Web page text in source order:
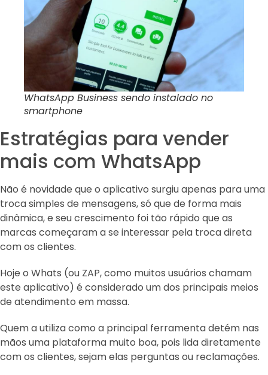
WhatsApp Business sendo instalado no
smartphone
Estratégias para vender
mais com WhatsApp
Não é novidade que o aplicativo surgiu apenas para uma
troca simples de mensagens, só que de forma mais
dinâmica, e seu crescimento foi tão rápido que as
marcas começaram a se interessar pela troca direta
com os clientes.
Hoje o Whats (ou ZAP, como muitos usuários chamam
este aplicativo) é considerado um dos principais meios
de atendimento em massa.
Quem a utiliza como a principal ferramenta detém nas
mãos uma plataforma muito boa, pois lida diretamente
com os clientes, sejam elas perguntas ou reclamações.